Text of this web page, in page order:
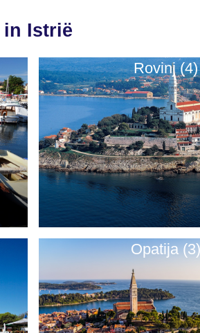
in Istrië
Rovinj (4)
Opatija